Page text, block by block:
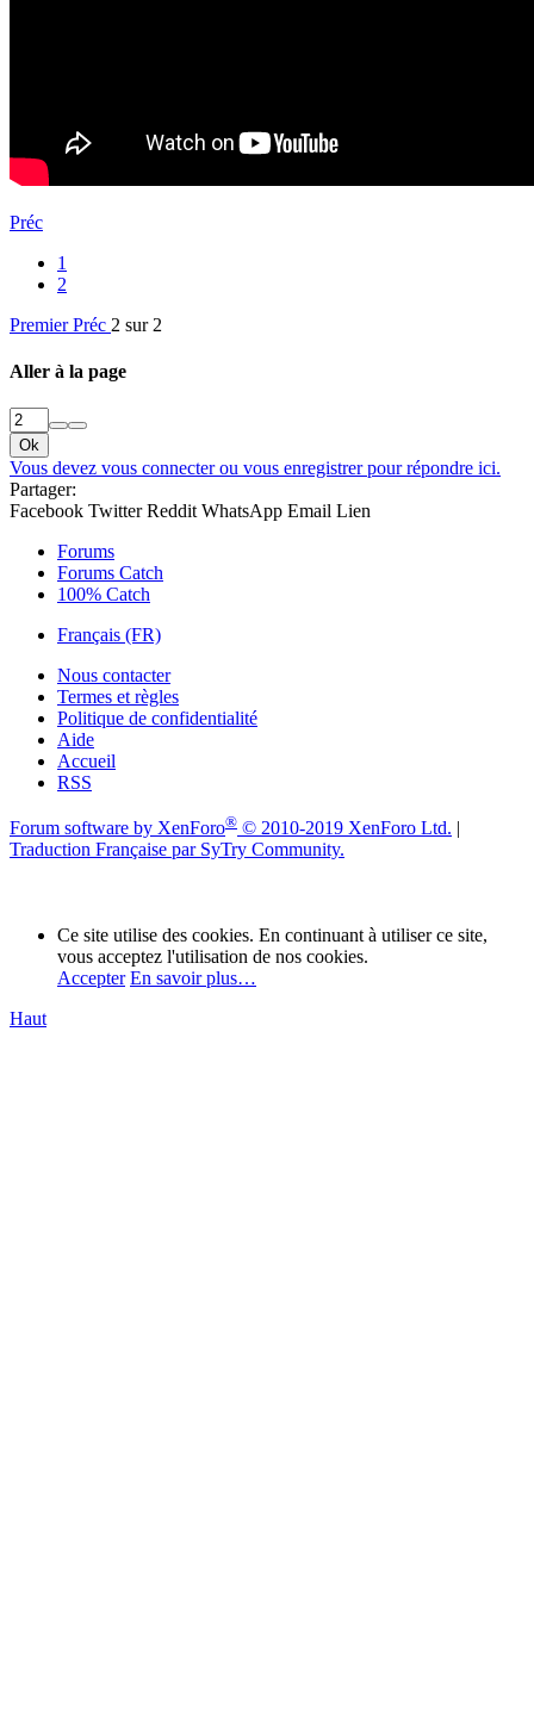
Préc
1
2
Premier Préc 2 sur 2
Aller à la page
Ok
Vous devez vous connecter ou vous enregistrer pour répondre ici.
Partager:
Facebook Twitter Reddit WhatsApp Email Lien
Forums
Forums Catch
100% Catch
Français (FR)
Nous contacter
Termes et règles
Politique de confidentialité
Aide
Accueil
RSS
Forum software by XenForo® © 2010-2019 XenForo Ltd. |
Traduction Française par SyTry Community.
Ce site utilise des cookies. En continuant à utiliser ce site,
vous acceptez l'utilisation de nos cookies.
Accepter En savoir plus…
Haut